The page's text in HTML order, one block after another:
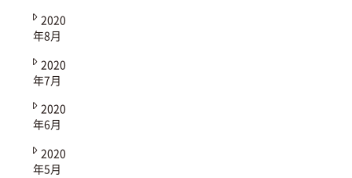
2020
年8月
2020
年7月
2020
年6月
2020
年5月